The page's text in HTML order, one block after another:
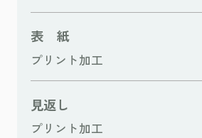
表 紙
プリント加工
見返し
プリント加工